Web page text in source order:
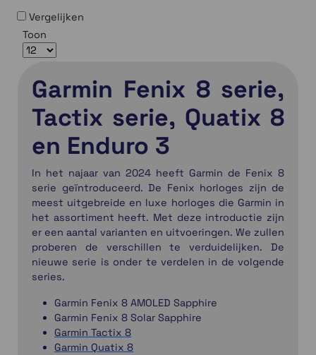
Vergelijken
Toon
Garmin Fenix 8 serie,
Tactix serie, Quatix 8
en Enduro 3
In het najaar van 2024 heeft Garmin de Fenix 8
serie geïntroduceerd. De Fenix horloges zijn de
meest uitgebreide en luxe horloges die Garmin in
het assortiment heeft. Met deze introductie zijn
er een aantal varianten en uitvoeringen. We zullen
proberen de verschillen te verduidelijken. De
nieuwe serie is onder te verdelen in de volgende
series.
Garmin Fenix 8 AMOLED Sapphire
Garmin Fenix 8 Solar Sapphire
Garmin Tactix 8
Garmin Quatix 8